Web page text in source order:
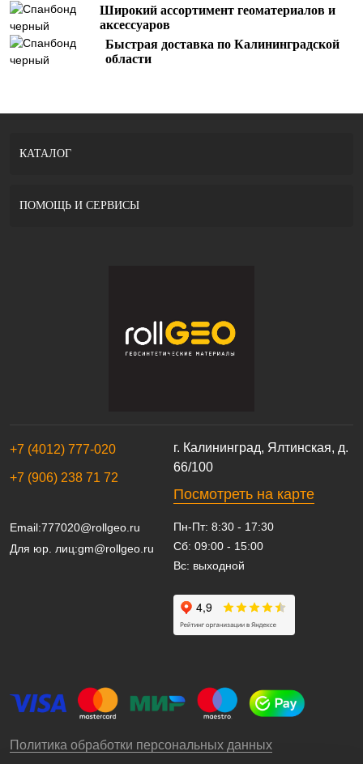
Широкий ассортимент геоматериалов и
аксессуаров
Быстрая доставка по Калининградской
области
г. Калининград, Ялтинская, д.
66/100
Посмотреть на карте
+7 (4012) 777-020
+7 (906) 238 71 72
Email:777020@rollgeo.ru
Для юр. лиц:gm@rollgeo.ru
Пн-Пт: 8:30 - 17:30
Сб: 09:00 - 15:00
Вс: выходной
Политика обработки персональных данных
КАТАЛОГ
ПОМОЩЬ И СЕРВИСЫ